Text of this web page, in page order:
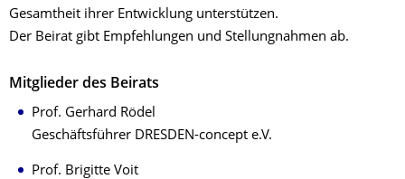
Gesamtheit ihrer Entwicklung unterstützen.
Der Beirat gibt Empfehlungen und Stellungnahmen ab.
Mitglieder des Beirats
Prof. Gerhard Rödel
Geschäftsführer DRESDEN-concept e.V.
Prof. Brigitte Voit